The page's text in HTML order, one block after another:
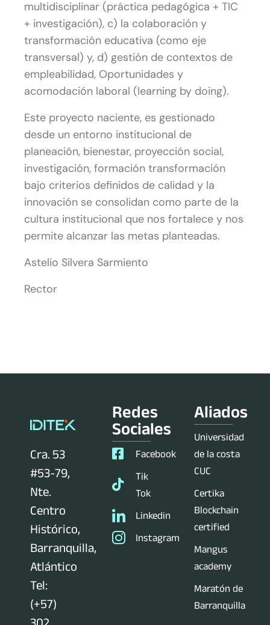
multidisciplinar (práctica pedagógica + TIC
+ investigación), c) la colaboración y
transformación educativa (como eje
transversal) y, d) gestión de contextos de
empleabilidad, Oportunidades y
acomodación laboral (learning by doing).
Este proyecto naciente, es gestionado
desde un entorno institucional de
planeación, bienestar, proyección social,
investigación, formación transformación
bajo criterios definidos de calidad y la
innovación se consolidan como parte de la
cultura institucional que nos fortalece y nos
permite alcanzar las metas planteadas.
Astelio Silvera Sarmiento
Rector
Cra. 53
#53-79,
Nte.
Centro
Histórico,
Barranquilla,
Atlántico
Tel:
(+57)
Redes
Sociales
Facebook
Tik
Tok
Linkedin
Instagram
Aliados
Universidad
de la costa
CUC
Certika
Blockchain
certified
Mangus
academy
Maratón de
Barranquilla